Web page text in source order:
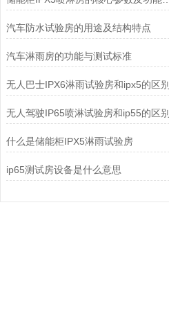
汽车防水试验房的用途及结构特点
汽车淋雨房的功能与测试标准
无人巴士IPX6淋雨试验房和ipx5的区别
无人驾驶IP65喷淋试验房和ip55的区别
什么是储能柜IPX5淋雨试验房
ip65测试房设备是什么意思